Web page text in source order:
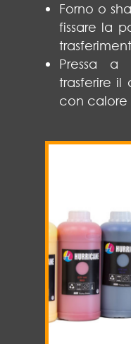
Forno o
fissare la
Pressa a
trasferire il
con calore